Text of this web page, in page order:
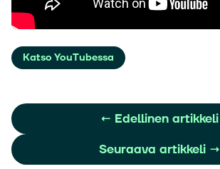
Katso YouTubessa
← Edellinen artikkeli
Seuraava artikkeli →